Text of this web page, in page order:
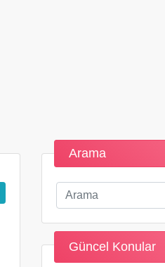
Arama
Güncel Konular